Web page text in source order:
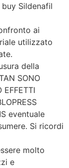
Sildenafil
ai
utilizzato
della
SONO
EFFETTI
eventuale
Si ricordi
molto
e